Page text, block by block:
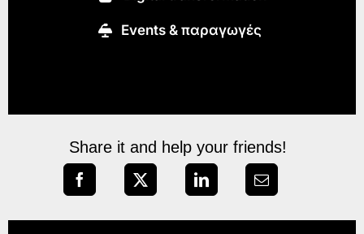
Εvents & παραγωγές
Share it and help your friends!